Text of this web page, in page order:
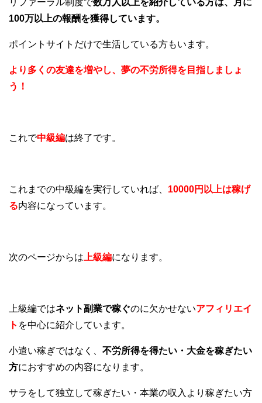
100万以上の報酬を獲得しています。
ポイントサイトだけで生活している方もいます。
より多くの友達を増やし、夢の不労所得を目指しましょ
う！
これで中級編は終了です。
これまでの中級編を実行していれば、 10000円以上は稼げ
る内容になっています。
次のページからは 上級編になります。
上級編ではネット副業で稼ぐのに欠かせないアフィリエイ
ト を中心に紹介しています。
小遣い稼ぎではなく、 不労所得を得たい・大金を稼ぎたい
方におすすめの内容になります。
サラをして独立して稼ぎたい・本業の収入より稼ぎたい方